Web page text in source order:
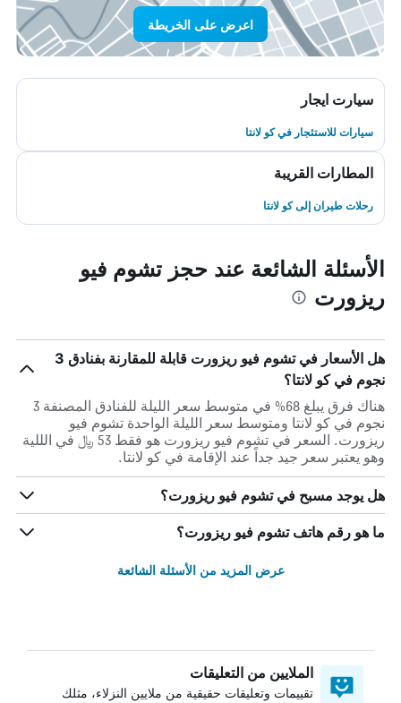
اعرض على الخريطة
سيارت ايجار
سيارات للاستئجار في كو لانتا
المطارات القريبة
رحلات طيران إلى كو لانتا
الأسئلة الشائعة عند حجز تشوم فيو
ريزورت
هل الأسعار في تشوم فيو ريزورت قابلة للمقارنة بفنادق 3
نجوم في كو لانتا؟
هناك فرق يبلغ 68% في متوسط ​​سعر الليلة للفنادق المصنفة 3
نجوم في كو لانتا ومتوسط ​​سعر الليلة الواحدة تشوم فيو
ريزورت. السعر في تشوم فيو ريزورت هو فقط 53 ﷼ في الللية
وهو يعتبر سعر جيد جداً عند الإقامة في كو لانتا.
هل يوجد مسبح في تشوم فيو ريزورت؟
ما هو رقم هاتف تشوم فيو ريزورت؟
عرض المزيد من الأسئلة الشائعة
الملايين من التعليقات
تقييمات وتعليقات حقيقية من ملايين النزلاء، مثلك